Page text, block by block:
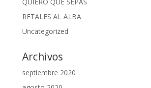
RETALES AL ALBA
Uncategorized
Archivos
septiembre 2020